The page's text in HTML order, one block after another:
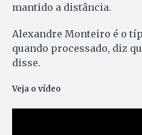
mantido a distância.
Alexandre Monteiro é o
quando processado, diz
disse.
Veja o vídeo